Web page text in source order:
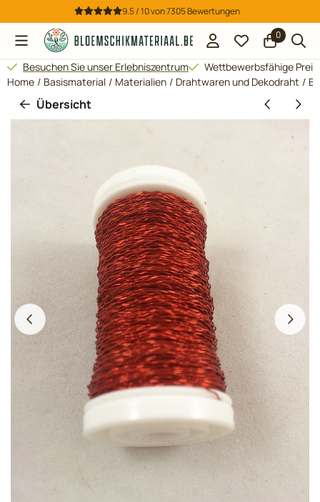
Cookie-Einstellungen verfügbar. Einstellungen wählen oder
9.5 / 10von7305Bewertungen
0
Besuchen Sie unser Erlebniszentrum
Wettbewerbsfähige
Home / Basismaterial / Materialien / Drahtwaren und Dekodraht /
Übersicht